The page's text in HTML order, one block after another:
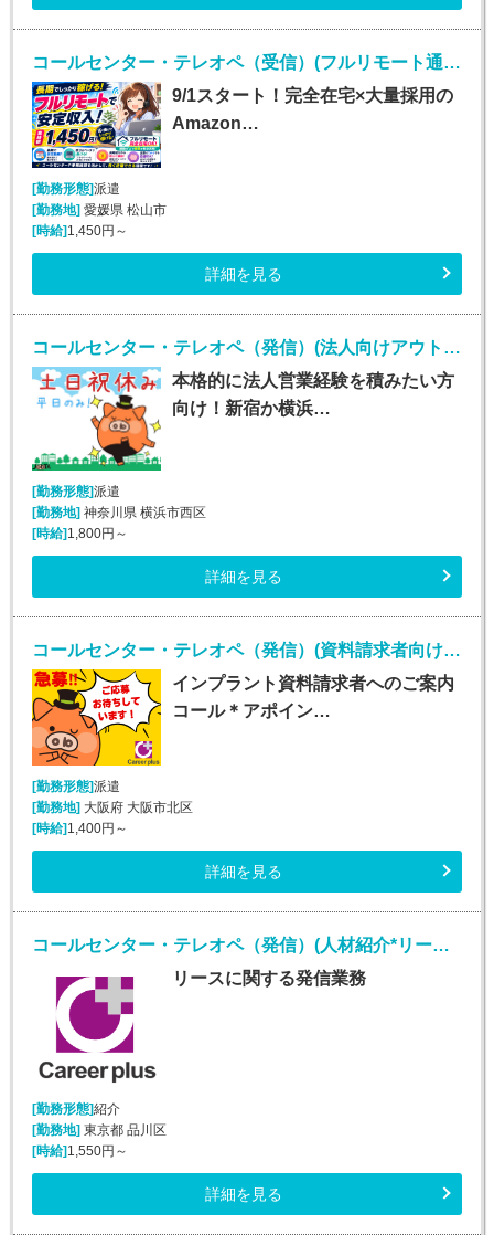
コールセンター・テレオペ（受信）(フルリモート通販コールセンター受信)
9/1スタート！完全在宅×大量採用の
Amazon…
[勤務形態]派遣
[勤務地] 愛媛県 松山市
[時給] 1,450円～
詳細を見る
コールセンター・テレオペ（発信）(法人向けアウトバウンド業務/週5/9~18時)
本格的に法人営業経験を積みたい方
向け！新宿か横浜…
[勤務形態]派遣
[勤務地]神奈川県 横浜市西区
[時給]1,800円～
詳細を見る
コールセンター・テレオペ（発信）(資料請求者向けコールセンター)
インプラント資料請求者へのご案内
コール＊アポイン…
[勤務形態]派遣
[勤務地] 大阪府 大阪市北区
[時給] 1,400円～
詳細を見る
コールセンター・テレオペ（発信）(人材紹介*リースオペレーター業務*安定収入*大崎勤務)
リースに関する発信業務
[勤務形態]紹介
[勤務地] 東京都 品川区
[時給] 1,550円～
詳細を見る